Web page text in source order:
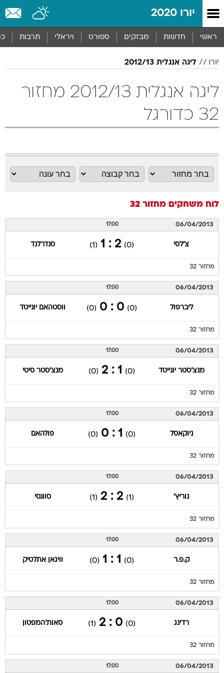
יורו 2020
ראשי חדשות מבזקים ספורט ויראלי תרבות
יורו ליגה אנגלית 2012/13
ליגה אנגלית 2012/13 מחזור
32 כדורגל
לוח משחקים מחזור 32
06/04/2013
17:00
צ'לסי (0)
2 : 1
(1) סנדרלנד
מחזור 32
06/04/2013
17:00
ליברפול (0)
0 : 0
(0) ווסטהאם יונייטד
מחזור 32
06/04/2013
17:00
מנצ'סטר יונייטד (0)
1 : 2
(0) מנצ'סטר סיטי
מחזור 32
06/04/2013
17:00
ניוקאסל (0)
1 : 0
(0) פולהאם
מחזור 32
06/04/2013
17:00
נוריץ' (1)
2 : 2
(1) סוונסי
מחזור 32
06/04/2013
17:00
ק.פ.ר (0)
1 : 1
(0) וויגאן אתלטיק
מחזור 32
06/04/2013
17:00
רדינג (0)
0 : 2
(1) סאות'המפטון
מחזור 32
06/04/2013
17:00